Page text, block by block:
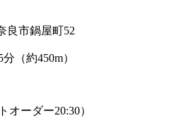
良市鍋屋町52
（約450m）
オーダー20:30）